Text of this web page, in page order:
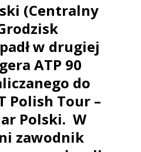
(Centralny
w drugiej
ATP 90
do
Polish Tour –
Polski. W
zawodnik